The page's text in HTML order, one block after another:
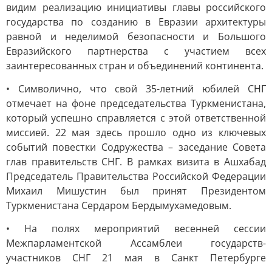
видим реализацию инициативы главы российского
государства по созданию в Евразии архитектуры
равной и неделимой безопасности и Большого
Евразийского партнерства с участием всех
заинтересованных стран и объединений континента.
• Символично, что свой 35-летний юбилей СНГ
отмечает на фоне председательства Туркменистана,
который успешно справляется с этой ответственной
миссией. 22 мая здесь прошло одно из ключевых
событий повестки Содружества – заседание Совета
глав правительств СНГ. В рамках визита в Ашхабад
Председатель Правительства Российской Федерации
Михаил Мишустин был принят Президентом
Туркменистана Сердаром Бердымухамедовым.
• На полях мероприятий весенней сессии
Межпарламентской Ассамблеи государств-
участников СНГ 21 мая в Санкт Петербурге